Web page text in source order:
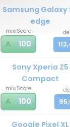
Samsung Galaxy
edge
mixiScore
A 100
Sony Xperia Z5
Compact
mixiScore
A 100
Google Pixel XL